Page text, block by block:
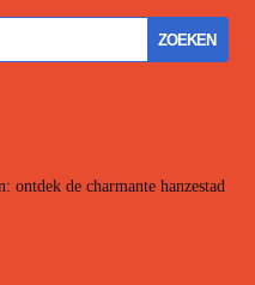
ontdek de charmante hanzestad